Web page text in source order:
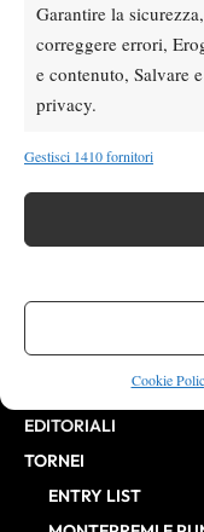
Garantire la
correggere errori,
e contenuto, Salvare
privacy.
Gestisci 1410 fornitori
Cookie
Editore:VIBES
Direttore
HOME
ENTRY LIST
CHALLENGER
BILLIE JEAN KING
ATP FINALS
EDITORIALI
TORNEI
ENTRY LIST